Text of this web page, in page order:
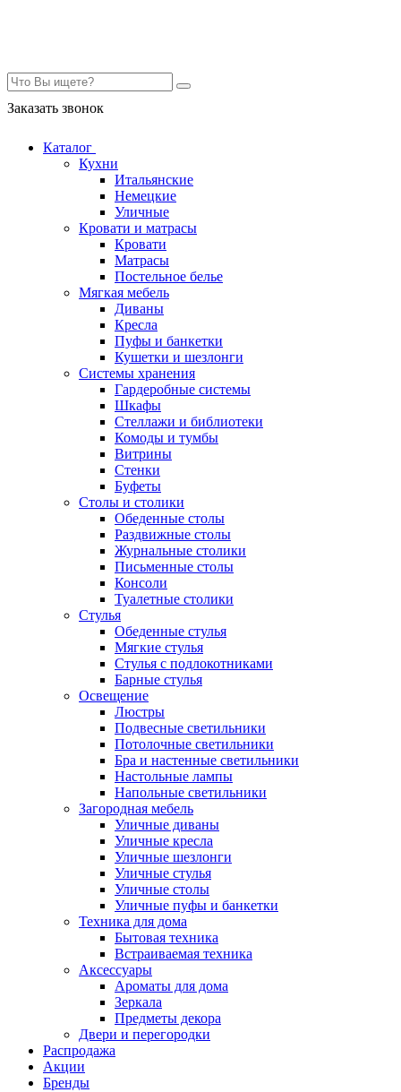
Заказать звонок
Каталог
Кухни
Итальянские
Немецкие
Уличные
Кровати и матрасы
Кровати
Матрасы
Постельное белье
Мягкая мебель
Диваны
Кресла
Пуфы и банкетки
Кушетки и шезлонги
Системы хранения
Гардеробные системы
Шкафы
Стеллажи и библиотеки
Комоды и тумбы
Витрины
Стенки
Буфеты
Столы и столики
Обеденные столы
Раздвижные столы
Журнальные столики
Письменные столы
Консоли
Туалетные столики
Стулья
Обеденные стулья
Мягкие стулья
Стулья с подлокотниками
Барные стулья
Освещение
Люстры
Подвесные светильники
Потолочные светильники
Бра и настенные светильники
Настольные лампы
Напольные светильники
Загородная мебель
Уличные диваны
Уличные кресла
Уличные шезлонги
Уличные стулья
Уличные столы
Уличные пуфы и банкетки
Техника для дома
Бытовая техника
Встраиваемая техника
Аксессуары
Ароматы для дома
Зеркала
Предметы декора
Двери и перегородки
Распродажа
Акции
Бренды